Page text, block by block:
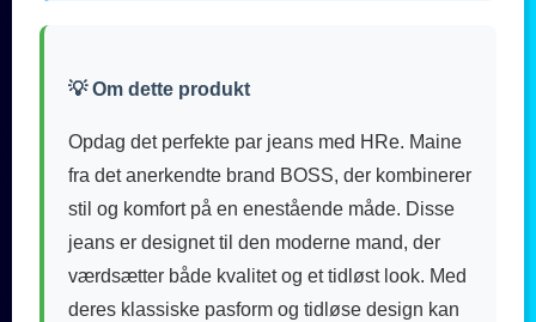
💡 Om dette produkt
Opdag det perfekte par jeans med HRe. Maine
fra det anerkendte brand BOSS, der kombinerer
stil og komfort på en enestående måde. Disse
jeans er designet til den moderne mand, der
værdsætter både kvalitet og et tidløst look. Med
deres klassiske pasform og tidløse design kan